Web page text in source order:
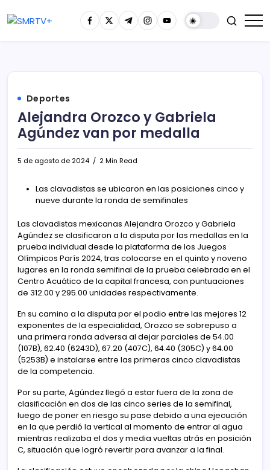
Deportes
Alejandra Orozco y Gabriela
Agúndez van por medalla
5 de agosto de 2024 2 Min Read
Las clavadistas se ubicaron en las posiciones cinco y
nueve durante la ronda de semifinales
Las clavadistas mexicanas Alejandra Orozco y Gabriela
Agúndez se clasificaron a la disputa por las medallas en la
prueba individual desde la plataforma de los Juegos
Olímpicos París 2024, tras colocarse en el quinto y noveno
lugares en la ronda semifinal de la prueba celebrada en el
Centro Acuático de la capital francesa, con puntuaciones
de 312.00 y 295.00 unidades respectivamente.
En su camino a la disputa por el podio entre las mejores 12
exponentes de la especialidad, Orozco se sobrepuso a
una primera ronda adversa al dejar parciales de 54.00
(107B), 62.40 (6243D), 67.20 (407C), 64.40 (305C) y 64.00
(5253B) e instalarse entre las primeras cinco clavadistas
de la competencia.
Por su parte, Agúndez llegó a estar fuera de la zona de
clasificación en dos de las cinco series de la semifinal,
luego de poner en riesgo su pase debido a una ejecución
en la que perdió la vertical al momento de entrar al agua
mientras realizaba el dos y media vueltas atrás en posición
C, situación que logró revertir para avanzar a la final.